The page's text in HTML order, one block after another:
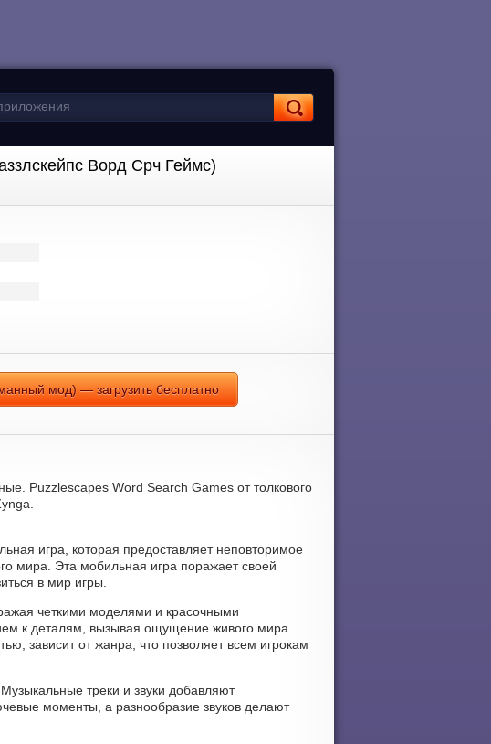
Ворд Срч Геймс)
мод) — загрузить бесплатно
Puzzlescapes Word Search Games от толкового
игра, которая предоставляет неповторимое
мира. Эта мобильная игра поражает своей
в мир игры.
четкими моделями и красочными
к деталям, вызывая ощущение живого мира.
зависит от жанра, что позволяет всем игрокам
треки и звуки добавляют
моменты, а разнообразие звуков делают